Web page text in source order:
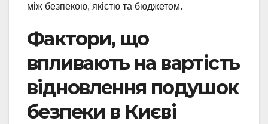
між безпекою, якістю та бюджетом.
Фактори, що
впливають на вартість
відновлення подушок
безпеки в Києві